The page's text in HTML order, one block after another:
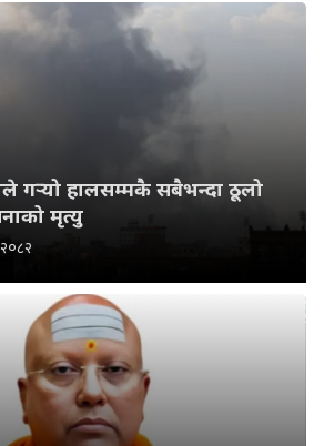
गर्‍यो हालसम्मकै सबैभन्दा ठूलो
मृत्यु